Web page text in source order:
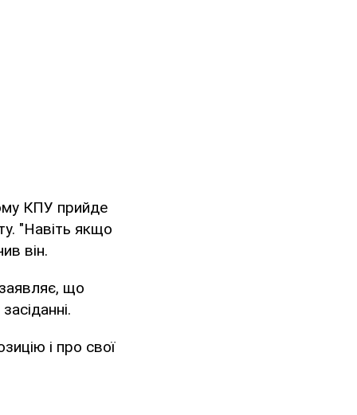
КПУ прийде
"Навіть якщо
він.
що
і про свої